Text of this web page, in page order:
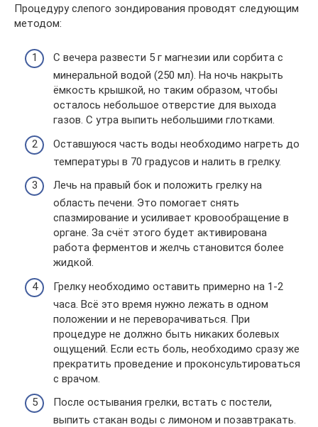
Процедуру слепого зондирования проводят следующим
методом:
С вечера развести 5 г магнезии или сорбита с
минеральной водой (250 мл). На ночь накрыть
ёмкость крышкой, но таким образом, чтобы
осталось небольшое отверстие для выхода
газов. С утра выпить небольшими глотками.
Оставшуюся часть воды необходимо нагреть до
температуры в 70 градусов и налить в грелку.
Лечь на правый бок и положить грелку на
область печени. Это помогает снять
спазмирование и усиливает кровообращение в
органе. За счёт этого будет активирована
работа ферментов и желчь становится более
жидкой.
Грелку необходимо оставить примерно на 1-2
часа. Всё это время нужно лежать в одном
положении и не переворачиваться. При
процедуре не должно быть никаких болевых
ощущений. Если есть боль, необходимо сразу же
прекратить проведение и проконсультироваться
с врачом.
После остывания грелки, встать с постели,
выпить стакан воды с лимоном и позавтракать.